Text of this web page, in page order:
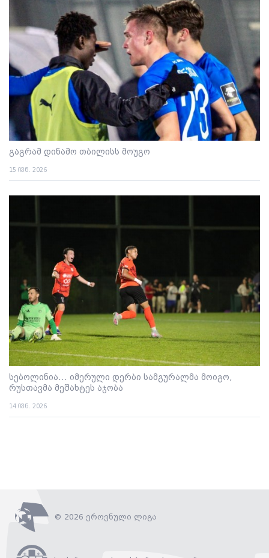
გაგრამ დინამო თბილისს მოუგო
15 ივნ. 2026
სებოლინია... იმერული დერბი სამგურალმა მოიგო,
რუსთავმა მეშახტეს აჯობა
14 ივნ. 2026
© 2026 ეროვნული ლიგა